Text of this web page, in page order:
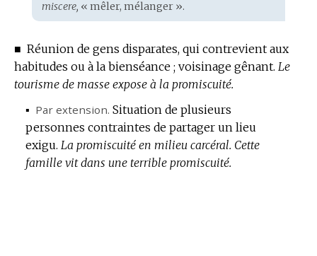
miscere, « mêler, mélanger ».
■ Réunion de gens disparates, qui contrevient aux
habitudes ou à la bienséance ; voisinage gênant. Le
tourisme de masse expose à la promiscuité.
▪ Par extension. Situation de plusieurs
personnes contraintes de partager un lieu
exigu. La promiscuité en milieu carcéral. Cette
famille vit dans une terrible promiscuité.